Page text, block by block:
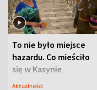
To nie było miejsce
hazardu. Co mieściło
się w Kasynie
Oficerskim?
Aktualności